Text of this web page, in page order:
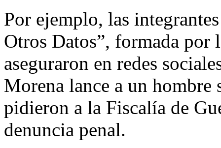
Por ejemplo, las
Otros Datos”, formada por
aseguraron en redes
Morena lance a un hombre
pidieron a la Fiscalía de
denuncia penal.